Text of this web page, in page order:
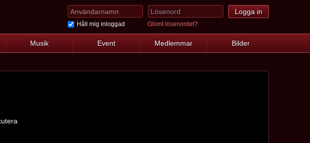
Håll mig inloggad Glömt lösenordet?
Musik Event Medlemmar Bilder